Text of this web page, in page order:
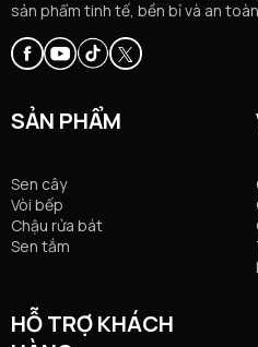
sản phẩm tinh tế, bền bỉ và an
SẢN PHẨM
Sen cây
Vòi bếp
Chậu rửa bát
Sen tắm
HỖ TRỢ KHÁCH